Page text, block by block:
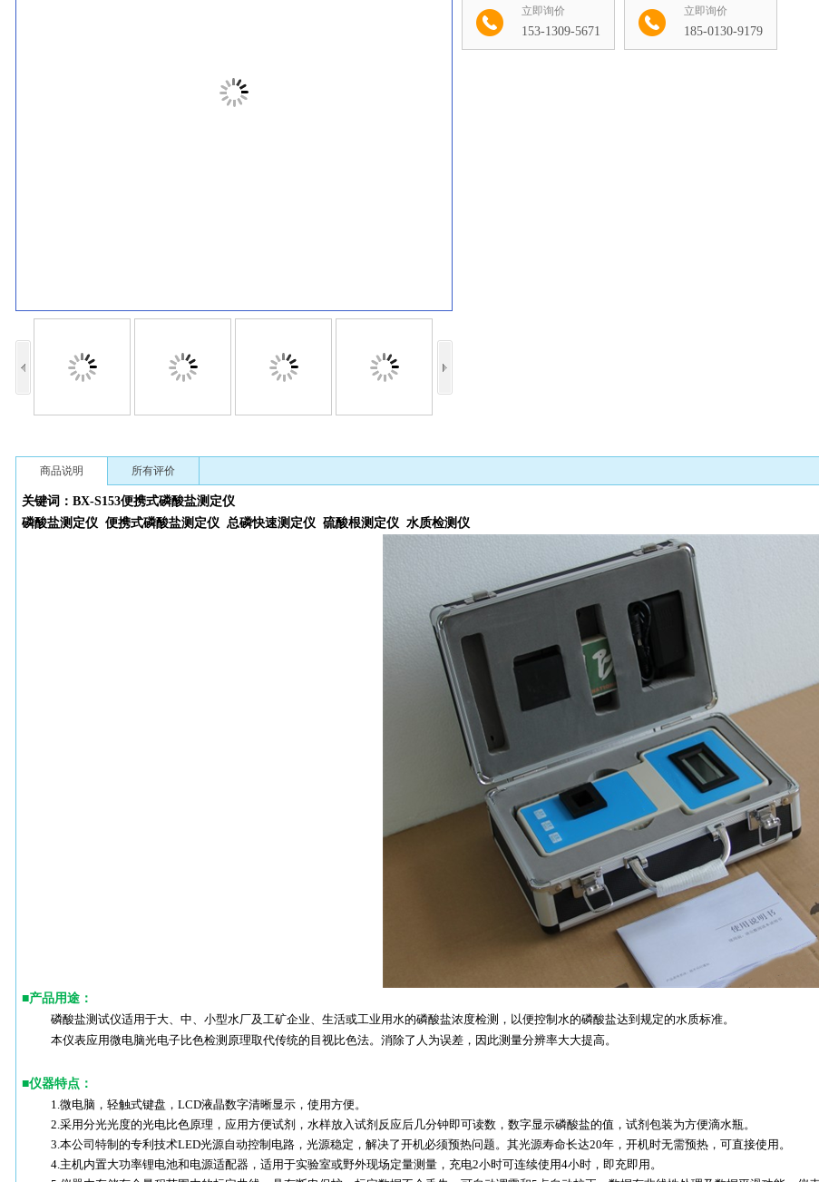
立即询价
153-1309-5671
立即询价
185-0130-9179
商品说明 所有评价
关键词：BX-S153便携式磷酸盐测定仪
磷酸盐测定仪 便携式磷酸盐测定仪 总磷快速测定仪 硫酸根测定仪 水质检测仪
■产品用途：
磷酸盐测试仪适用于大、中、小型水厂及工矿企业、生活或工业用水的磷酸盐浓度检测，以便控制水的磷酸盐达到规定的水质标准。
本仪表应用微电脑光电子比色检测原理取代传统的目视比色法。消除了人为误差，因此测量分辨率大大提高。
■仪器特点：
1.微电脑，轻触式键盘，LCD液晶数字清晰显示，使用方便。
2.采用分光光度的光电比色原理，应用方便试剂，水样放入试剂反应后几分钟即可读数，数字显示磷酸盐的值，试剂包装为方便滴水瓶。
3.本公司特制的专利技术LED光源自动控制电路，光源稳定，解决了开机必须预热问题。其光源寿命长达20年，开机时无需预热，可直接使用。
4.主机内置大功率锂电池和电源适配器，适用于实验室或野外现场定量测量，充电2小时可连续使用4小时，即充即用。